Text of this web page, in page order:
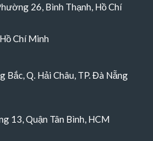
26, Bình Thạnh, Hồ Chí
Chí Minh
Bắc, Q. Hải Châu, TP. Đà Nẵng
13, Quận Tân Bình, HCM